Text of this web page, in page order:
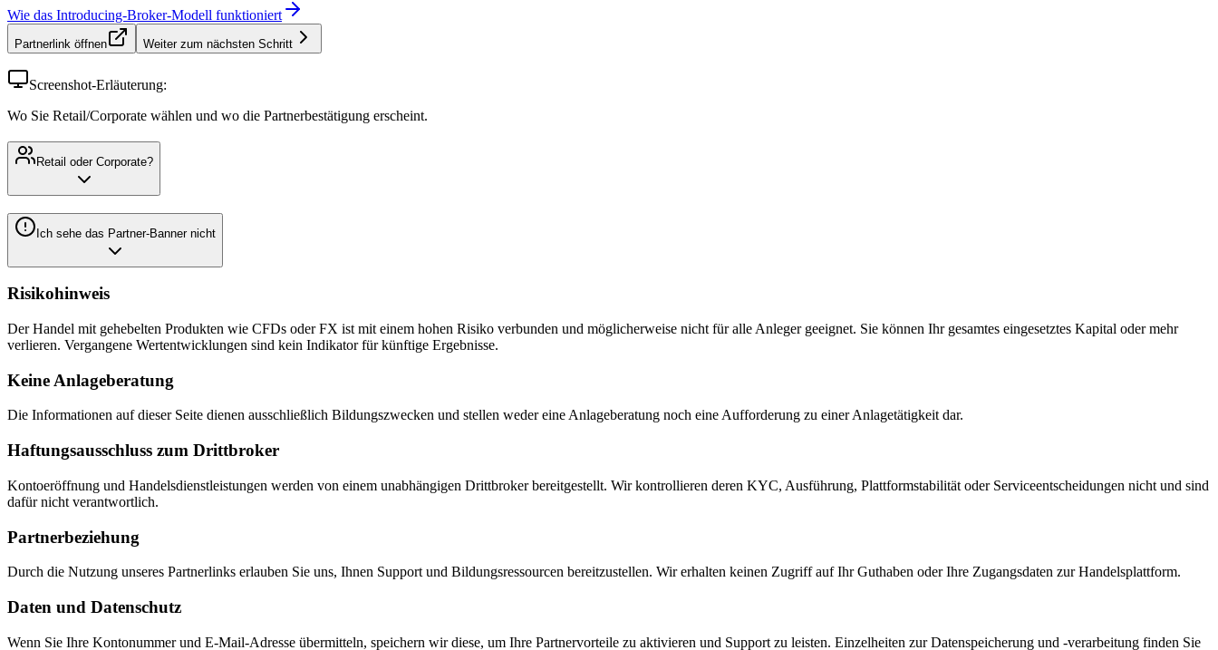
Wie das Introducing-Broker-Modell funktioniert
Partnerlink öffnen Weiter zum nächsten Schritt
Screenshot-Erläuterung:
Wo Sie Retail/Corporate wählen und wo die Partnerbestätigung erscheint.
Retail oder Corporate?
Ich sehe das Partner-Banner nicht
Risikohinweis
Der Handel mit gehebelten Produkten wie CFDs oder FX ist mit einem hohen Risiko verbunden und möglicherweise nicht für alle Anleger geeignet. Sie können Ihr gesamtes eingesetztes Kapital oder mehr
verlieren. Vergangene Wertentwicklungen sind kein Indikator für künftige Ergebnisse.
Keine Anlageberatung
Die Informationen auf dieser Seite dienen ausschließlich Bildungszwecken und stellen weder eine Anlageberatung noch eine Aufforderung zu einer Anlagetätigkeit dar.
Haftungsausschluss zum Drittbroker
Kontoeröffnung und Handelsdienstleistungen werden von einem unabhängigen Drittbroker bereitgestellt. Wir kontrollieren deren KYC, Ausführung, Plattformstabilität oder Serviceentscheidungen nicht und sind
dafür nicht verantwortlich.
Partnerbeziehung
Durch die Nutzung unseres Partnerlinks erlauben Sie uns, Ihnen Support und Bildungsressourcen bereitzustellen. Wir erhalten keinen Zugriff auf Ihr Guthaben oder Ihre Zugangsdaten zur Handelsplattform.
Daten und Datenschutz
Wenn Sie Ihre Kontonummer und E-Mail-Adresse übermitteln, speichern wir diese, um Ihre Partnervorteile zu aktivieren und Support zu leisten. Einzelheiten zur Datenspeicherung und -verarbeitung finden Sie